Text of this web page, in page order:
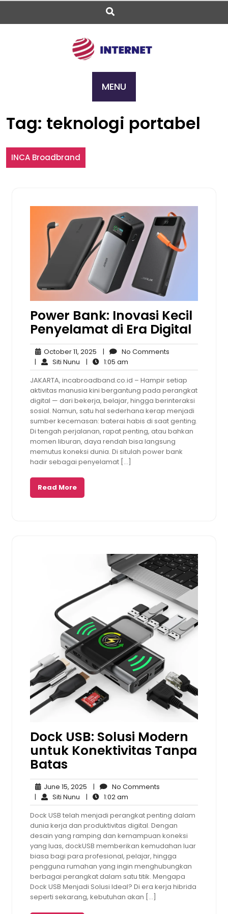
Skip
content
MENU
Tag: teknologi portabel
INCA Broadbrand
Power Bank: Inovasi Kecil
Penyelamat di Era Digital
October 11, 2025 October
11,
2025
| No Comments
| Siti Nunu Siti
Nunu
| 1:05 am
am
JAKARTA, incabroadband.co.id – Hampir setiap
aktivitas manusia kini bergantung pada perangkat
digital — dari bekerja, belajar, hingga berinteraksi
sosial. Namun, satu hal sederhana kerap menjadi
sumber kecemasan: baterai habis di saat genting.
Di tengah perjalanan, rapat penting, atau bahkan
momen liburan, daya rendah bisa langsung
memutus koneksi dunia. Di situlah power bank
hadir sebagai penyelamat […]
Read More
Dock USB: Solusi Modern
untuk Konektivitas Tanpa
Batas
June 15, 2025 June
15,
2025
| No Comments
| Siti Nunu Siti
Nunu
| 1:02 am
am
Dock USB telah menjadi perangkat penting dalam
dunia kerja dan produktivitas digital. Dengan
desain yang ramping dan kemampuan koneksi
yang luas, dockUSB memberikan kemudahan luar
biasa bagi para profesional, pelajar, hingga
pengguna rumahan yang ingin menghubungkan
berbagai perangkat dalam satu titik. Mengapa
Dock USB Menjadi Solusi Ideal? Di era kerja hibrida
seperti sekarang, kebutuhan akan […]